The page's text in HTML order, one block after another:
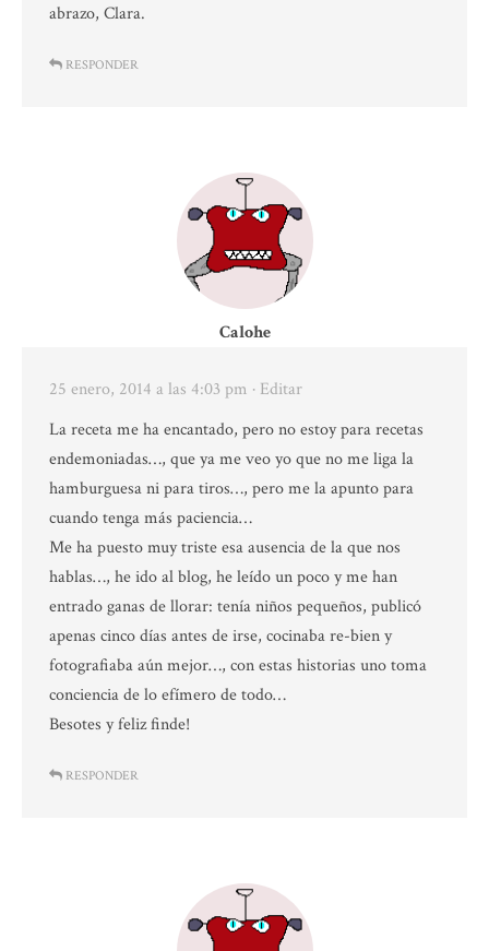
abrazo, Clara.
RESPONDER
Calohe
25 enero, 2014 a las 4:03 pm · Editar
La receta me ha encantado, pero no estoy para recetas
endemoniadas…, que ya me veo yo que no me liga la
hamburguesa ni para tiros…, pero me la apunto para
cuando tenga más paciencia…
Me ha puesto muy triste esa ausencia de la que nos
hablas…, he ido al blog, he leído un poco y me han
entrado ganas de llorar: tenía niños pequeños, publicó
apenas cinco días antes de irse, cocinaba re-bien y
fotografiaba aún mejor…, con estas historias uno toma
conciencia de lo efímero de todo…
Besotes y feliz finde!
RESPONDER